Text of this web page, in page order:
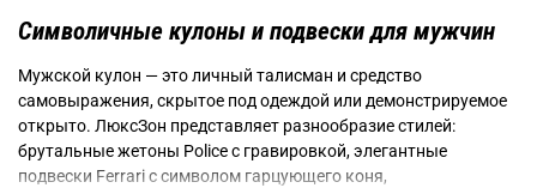
Символичные кулоны и подвески для мужчин
Мужской кулон — это личный талисман и средство
самовыражения, скрытое под одеждой или демонстрируемое
открыто. ЛюксЗон представляет разнообразие стилей:
брутальные жетоны Police с гравировкой, элегантные
подвески Ferrari с символом гарцующего коня,